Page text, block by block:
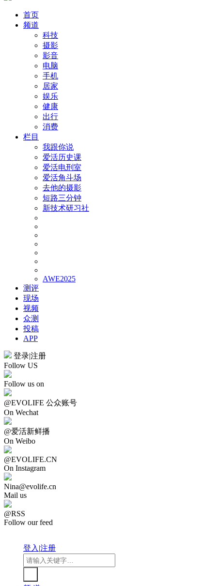
首页
频道
科技
摄影
影音
电脑
手机
居家
娱乐
健康
出行
消费
栏目
我跟你说
爱活历史课
爱活电刑室
爱活角斗场
去他的摄影
短路三分钟
新技术研习社
AWE2025
测评
现场
视频
众测
投稿
APP
登录|注册
Follow US
Follow us on
@EVOLIFE 公众账号
On Wechat
@爱活新鲜播
On Weibo
@EVOLIFE.CN
On Instagram
Nina@evolife.cn
Mail us
@RSS
Follow our feed
登入|注册